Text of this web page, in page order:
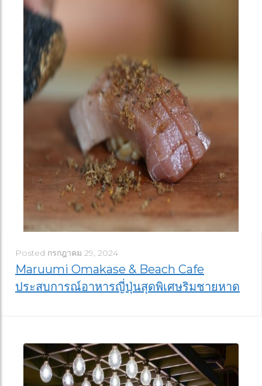
Posted กรกฎาคม 29, 2024
Maruumi Omakase & Beach Cafe
ประสบการณ์อาหารญี่ปุ่นสุดพิเศษริมชายหาด